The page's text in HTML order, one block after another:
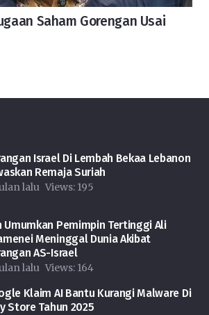
Saham Gorengan Usai
Israel Di Lembah Bekaa Lebanon
Remaja Suriah
lalu Views: 195
Umumkan Pemimpin Tertinggi Ali
Meninggal Dunia Akibat
AS-Israel
lalu Views: 164
Klaim AI Bantu Kurangi Malware Di
Store Tahun 2025